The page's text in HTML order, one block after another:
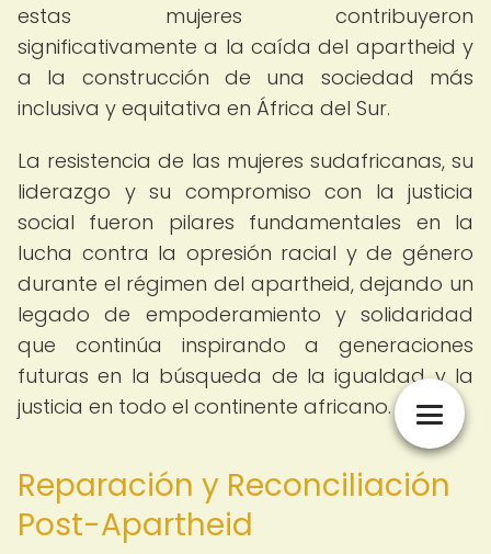
estas mujeres contribuyeron
significativamente a la caída del apartheid y
a la construcción de una sociedad más
inclusiva y equitativa en África del Sur.
La resistencia de las mujeres sudafricanas, su
liderazgo y su compromiso con la justicia
social fueron pilares fundamentales en la
lucha contra la opresión racial y de género
durante el régimen del apartheid, dejando un
legado de empoderamiento y solidaridad
que continúa inspirando a generaciones
futuras en la búsqueda de la igualdad y la
justicia en todo el continente africano.
Reparación y Reconciliación
Post-Apartheid